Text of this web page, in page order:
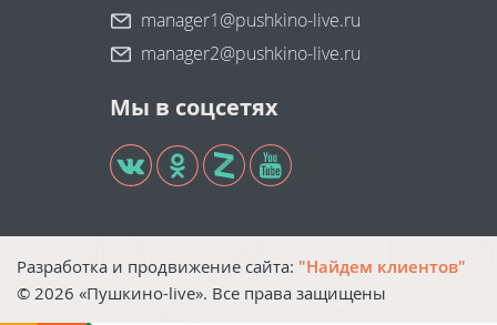
manager1@pushkino-live.ru
manager2@pushkino-live.ru
Мы в соцсетях
Разработка и продвижение сайта: "Найдем клиентов"
© 2026 «Пушкино-live». Все права защищены